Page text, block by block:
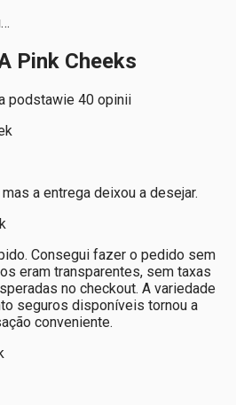
Pink Cheeks
podstawie 40 opinii
a entrega deixou a desejar.
Consegui fazer o pedido sem
eram transparentes, sem taxas
no checkout. A variedade
seguros disponíveis tornou a
conveniente.